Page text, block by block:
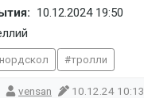
10.12.2024 19:50
нордскол тролли
vensan 10.12.24 10:13